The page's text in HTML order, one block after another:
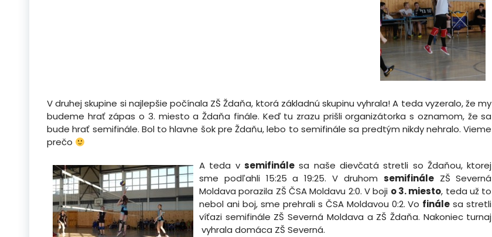
V druhej skupine si najlepšie počínala ZŠ Ždaňa, ktorá základnú skupinu vyhrala! A teda vyzeralo, že my
budeme hrať zápas o 3. miesto a Ždaňa finále. Keď tu zrazu prišli organizátorka s oznamom, že sa
bude hrať semifinále. Bol to hlavne šok pre Ždaňu, lebo to semifinále sa predtým nikdy nehralo. Vieme
prečo
A teda v semifinále sa naše dievčatá stretli so Ždaňou, ktorej
sme podľahli 15:25 a 19:25. V druhom semifináleZŠ Severná
Moldava porazila ZŠ ČSA Moldavu 2:0. V boji o 3. miesto, teda už to
nebol ani boj, sme prehrali s ČSA Moldavou 0:2. Vo finále sa stretli
víťazi semifinále ZŠ Severná Moldava a ZŠ Ždaňa. Nakoniec turnaj
vyhrala domáca ZŠ Severná.